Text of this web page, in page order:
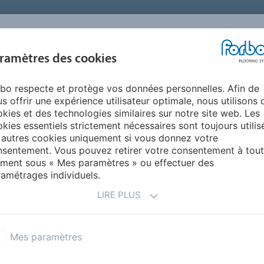
FRANCE
BLOG &
REALISATIONS
FAQ AIDE
deniers U3
des cookies
respecte et protège vos données personnelles. Afin de
offrir une expérience utilisateur optimale, nous utilisons
et des technologies similaires sur notre site web. Les
essentiels strictement nécessaires sont toujours
cookies uniquement si vous donnez votre
Vous pouvez retirer votre consentement à tout
sous « Mes paramètres » ou effectuer des
individuels.
LIRE PLUS
Mes paramètres